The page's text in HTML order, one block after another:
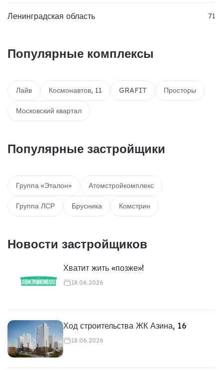
Ленинградская область 71
Популярные комплексы
Лайв Космонавтов, 11 GRAFIT Просторы
Московский квартал
Популярные застройщики
Группа «Эталон» Атомстройкомплекс
Группа ЛСР Брусника Комстрин
Новости застройщиков
Хватит жить «позже»!
18.06.2026
Ход строительства ЖК Азина, 16
18.06.2026